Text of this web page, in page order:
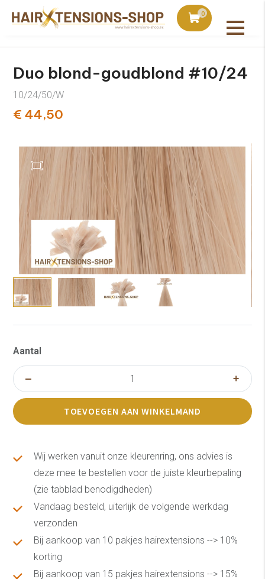
0
bij bestellingen vanaf €75 Vandaag besteld,
Alle producten
Duo blond-goudblond #10/24
10/24/50/W
€ 44,50
Aantal
TOEVOEGEN AAN WINKELMAND
Wij werken vanuit onze kleurenring, ons advies is
deze mee te bestellen voor de juiste kleurbepaling
(zie tabblad benodigdheden)
Vandaag besteld, uiterlijk de volgende werkdag
verzonden
Bij aankoop van 10 pakjes hairextensions --> 10%
korting
Bij aankoop van 15 pakjes hairextensions --> 15%